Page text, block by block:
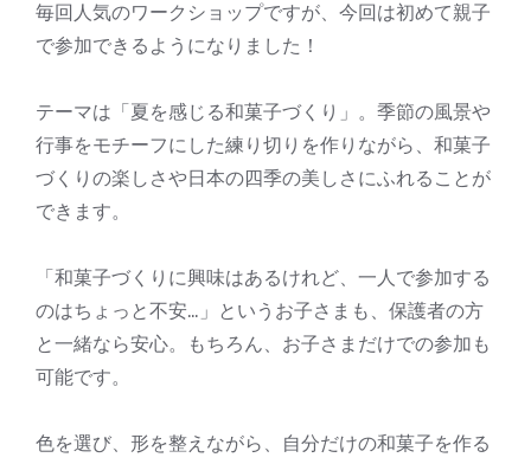
毎回人気のワークショップですが、今回は初めて親子
で参加できるようになりました！
テーマは「夏を感じる和菓子づくり」。季節の風景や
行事をモチーフにした練り切りを作りながら、和菓子
づくりの楽しさや日本の四季の美しさにふれることが
できます。
「和菓子づくりに興味はあるけれど、一人で参加する
のはちょっと不安…」というお子さまも、保護者の方
と一緒なら安心。もちろん、お子さまだけでの参加も
可能です。
色を選び、形を整えながら、自分だけの和菓子を作る